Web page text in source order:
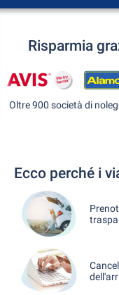
Risparmia
Oltre 900 società di
Ecco perché i